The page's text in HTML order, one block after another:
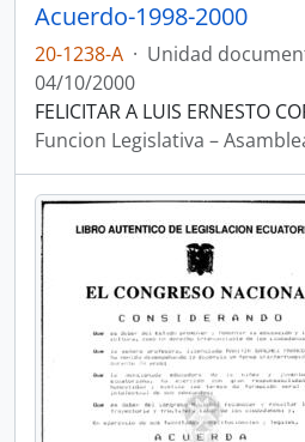
Acuerdo-1998-2000
20-1238-A · Unidad
04/10/2000
FELICITAR A LUIS ERNESTO
Funcion Legislativa –